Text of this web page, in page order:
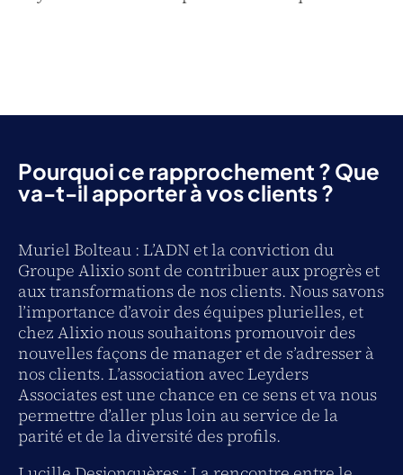
Pourquoi ce rapprochement ? Que
va-t-il apporter à vos clients ?
Muriel Bolteau : L’ADN et la conviction du
Groupe Alixio sont de contribuer aux progrès et
aux transformations de nos clients. Nous savons
l’importance d’avoir des équipes plurielles, et
chez Alixio nous souhaitons promouvoir des
nouvelles façons de manager et de s’adresser à
nos clients. L’association avec Leyders
Associates est une chance en ce sens et va nous
permettre d’aller plus loin au service de la
parité et de la diversité des profils.